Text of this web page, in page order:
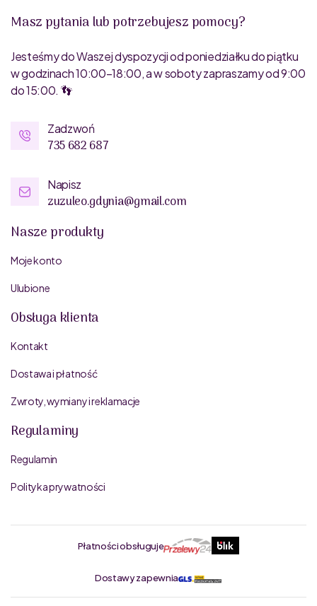
Masz pytania lub potrzebujesz pomocy?
Jesteśmy do Waszej dyspozycji od poniedziałku do piątku
w godzinach 10:00–18:00, a w soboty zapraszamy od 9:00
do 15:00. 👣
Zadzwoń
735 682 687
Napisz
zuzuleo.gdynia@gmail.com
Nasze produkty
Moje konto
Ulubione
Obsługa klienta
Kontakt
Dostawa i płatność
Zwroty, wymiany i reklamacje
Regulaminy
Regulamin
Polityka prywatności
Płatności obsługuje
Dostawy zapewnia